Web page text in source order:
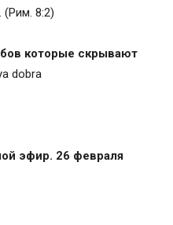
(Рим. 8:2)
которые скрывают
dobra
эфир. 26 февраля